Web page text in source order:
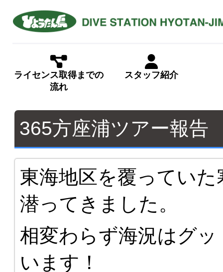
ライセンス取得までの
流れ
スタッフ紹介
365方座浦ツアー報
東海地区を覆ってい
潜ってきました。
相変わらず海況はグ
います！